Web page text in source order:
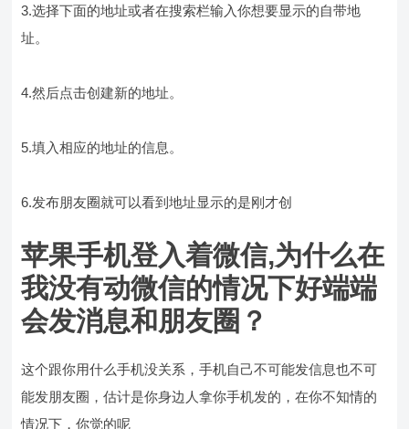
3.选择下面的地址或者在搜索栏输入你想要显示的自带地
址。
4.然后点击创建新的地址。
5.填入相应的地址的信息。
6.发布朋友圈就可以看到地址显示的是刚才创
苹果手机登入着微信,为什么在
我没有动微信的情况下好端端
会发消息和朋友圈？
这个跟你用什么手机没关系，手机自己不可能发信息也不可
能发朋友圈，估计是你身边人拿你手机发的，在你不知情的
情况下，你觉的呢